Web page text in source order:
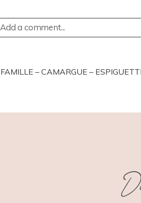
Add a comment...
FAMILLE – CAMARGUE –